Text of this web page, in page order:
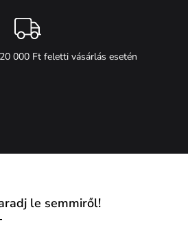
20 000 Ft feletti vásárlás esetén
le semmiről!